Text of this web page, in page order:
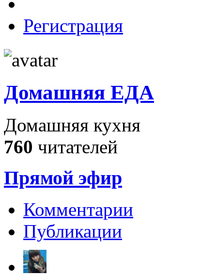
Регистрация
Домашняя ЕДА
Домашняя кухня
760 читателей
Прямой эфир
Комментарии
Публикации